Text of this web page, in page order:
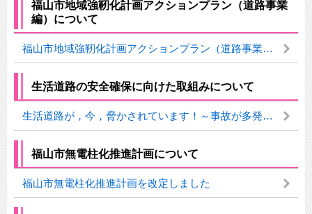
福山市地域強靭化計画アクションプラン（道路事業
編）について
福山市地域強靭化計画アクションプラン（道路事業編）について
生活道路の安全確保に向けた取組みについて
生活道路が，今，脅かされています！～事故が多発している生活道路エリアについて，重点的に交通安全対策を行っています～
福山市無電柱化推進計画について
福山市無電柱化推進計画を改定しました